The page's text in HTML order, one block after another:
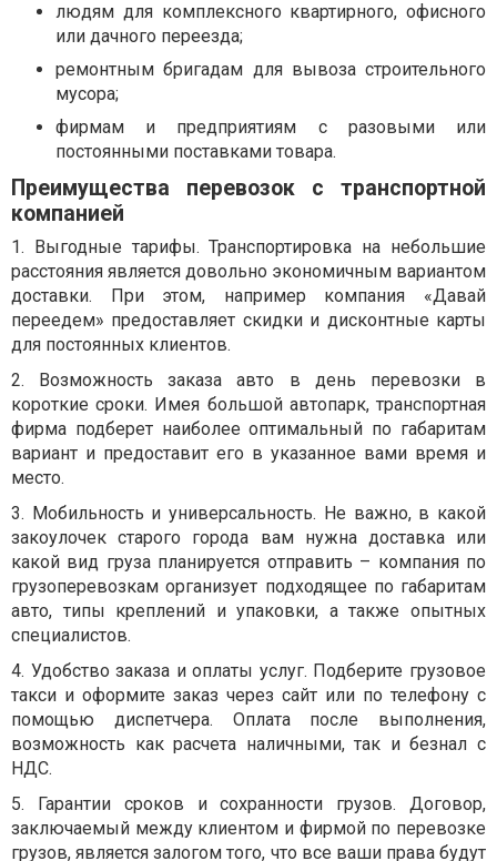
людям для комплексного квартирного, офисного
или дачного переезда;
ремонтным бригадам для вывоза строительного
мусора;
фирмам и предприятиям с разовыми или
постоянными поставками товара.
Преимущества перевозок с транспортной
компанией
1. Выгодные тарифы. Транспортировка на небольшие
расстояния является довольно экономичным вариантом
доставки. При этом, например компания «Давай
переедем» предоставляет скидки и дисконтные карты
для постоянных клиентов.
2. Возможность заказа авто в день перевозки в
короткие сроки. Имея большой автопарк, транспортная
фирма подберет наиболее оптимальный по габаритам
вариант и предоставит его в указанное вами время и
место.
3. Мобильность и универсальность. Не важно, в какой
закоулочек старого города вам нужна доставка или
какой вид груза планируется отправить – компания по
грузоперевозкам организует подходящее по габаритам
авто, типы креплений и упаковки, а также опытных
специалистов.
4. Удобство заказа и оплаты услуг. Подберите грузовое
такси и оформите заказ через сайт или по телефону с
помощью диспетчера. Оплата после выполнения,
возможность как расчета наличными, так и безнал с
НДС.
5. Гарантии сроков и сохранности грузов. Договор,
заключаемый между клиентом и фирмой по перевозке
грузов, является залогом того, что все ваши права будут